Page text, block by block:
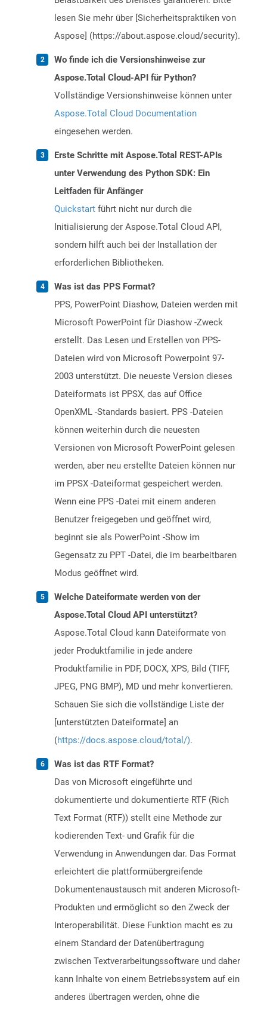
lesen Sie mehr über [Sicherheitspraktiken von
Aspose] (https://about.aspose.cloud/security).
Wo finde ich die Versionshinweise zur
Aspose.Total Cloud-API für Python?
Vollständige Versionshinweise können unter
Aspose.Total Cloud Documentation
eingesehen werden.
Erste Schritte mit Aspose.Total REST-APIs
unter Verwendung des Python SDK: Ein
Leitfaden für Anfänger
Quickstart führt nicht nur durch die
Initialisierung der Aspose.Total Cloud API,
sondern hilft auch bei der Installation der
erforderlichen Bibliotheken.
Was ist das PPS Format?
PPS, PowerPoint Diashow, Dateien werden mit
Microsoft PowerPoint für Diashow -Zweck
erstellt. Das Lesen und Erstellen von PPS-
Dateien wird von Microsoft Powerpoint 97-
2003 unterstützt. Die neueste Version dieses
Dateiformats ist PPSX, das auf Office
OpenXML -Standards basiert. PPS -Dateien
können weiterhin durch die neuesten
Versionen von Microsoft PowerPoint gelesen
werden, aber neu erstellte Dateien können nur
im PPSX -Dateiformat gespeichert werden.
Wenn eine PPS -Datei mit einem anderen
Benutzer freigegeben und geöffnet wird,
beginnt sie als PowerPoint -Show im
Gegensatz zu PPT -Datei, die im bearbeitbaren
Modus geöffnet wird.
Welche Dateiformate werden von der
Aspose.Total Cloud API unterstützt?
Aspose.Total Cloud kann Dateiformate von
jeder Produktfamilie in jede andere
Produktfamilie in PDF, DOCX, XPS, Bild (TIFF,
JPEG, PNG BMP), MD und mehr konvertieren.
Schauen Sie sich die vollständige Liste der
[unterstützten Dateiformate] an
(https://docs.aspose.cloud/total/).
Was ist das RTF Format?
Das von Microsoft eingeführte und
dokumentierte und dokumentierte RTF (Rich
Text Format (RTF)) stellt eine Methode zur
kodierenden Text- und Grafik für die
Verwendung in Anwendungen dar. Das Format
erleichtert die plattformübergreifende
Dokumentenaustausch mit anderen Microsoft-
Produkten und ermöglicht so den Zweck der
Interoperabilität. Diese Funktion macht es zu
einem Standard der Datenübertragung
zwischen Textverarbeitungssoftware und daher
kann Inhalte von einem Betriebssystem auf ein
anderes übertragen werden, ohne die